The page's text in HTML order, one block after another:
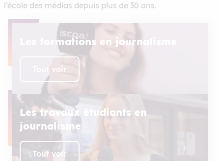
l’école des médias depuis plus de 30 ans.
Les formations en journalisme
Tout voir
Les travaux étudiants en
journalisme
Tout voir